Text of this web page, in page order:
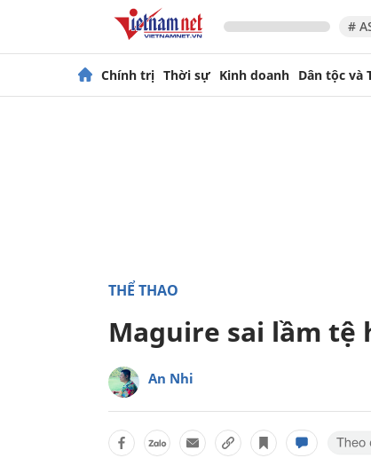
#
Chính trị Thời sự Kinh doanh Dân tộc và
THỂ THAO
Maguire sai lầm
An Nhi